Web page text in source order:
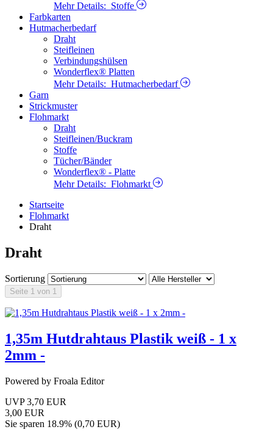
Mehr Details: Stoffe
Farbkarten
Hutmacherbedarf
Draht
Steifleinen
Verbindungshülsen
Wonderflex® Platten
Mehr Details: Hutmacherbedarf
Garn
Strickmuster
Flohmarkt
Draht
Steifleinen/Buckram
Stoffe
Tücher/Bänder
Wonderflex® - Platte
Mehr Details: Flohmarkt
Startseite
Flohmarkt
Draht
Draht
Sortierung
Seite 1 von 1
1,35m Hutdrahtaus Plastik weiß - 1 x
2mm -
Powered by Froala Editor
UVP 3,70 EUR
3,00 EUR
Sie sparen 18.9% (0,70 EUR)